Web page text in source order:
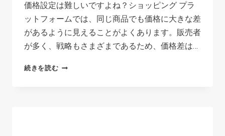
価格設定は難しいですよね？ショッピング プラ
ットフォームでは、同じ商品でも価格に大きな差
があるように見えることがよくあります。販売者
が多く、戦略もさまざまであるため、価格差は…
続きを読むRRP